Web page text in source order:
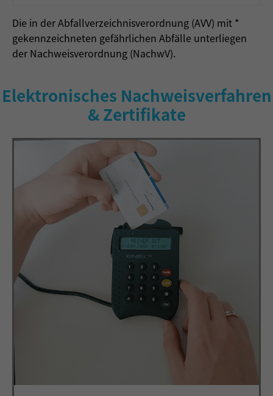
Die in der Abfallverzeichnisverordnung (AVV) mit *
gekennzeichneten gefährlichen Abfälle unterliegen
der Nachweisverordnung (NachwV).
Elektronisches Nachweisverfahren
& Zertifikate